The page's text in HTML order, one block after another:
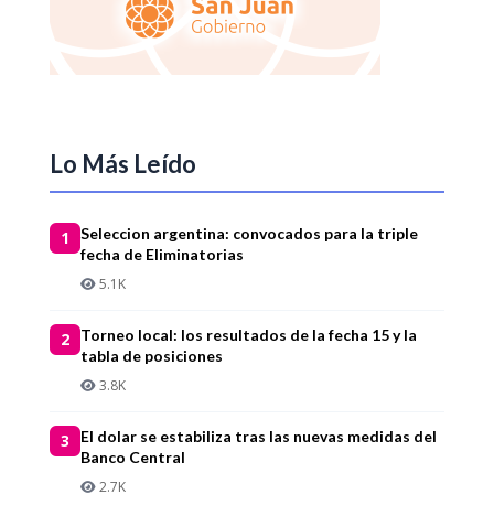
Lo Más Leído
1
Seleccion argentina: convocados para la triple
fecha de Eliminatorias
5.1K
2
Torneo local: los resultados de la fecha 15 y la
tabla de posiciones
3.8K
3
El dolar se estabiliza tras las nuevas medidas del
Banco Central
2.7K